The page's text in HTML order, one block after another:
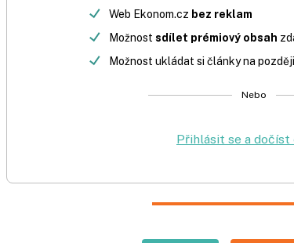
Web Ekonom.cz bez reklam
Možnost sdílet prémiový obsah
Možnost ukládat si články na později
Nebo
Přihlásit se a dočíst